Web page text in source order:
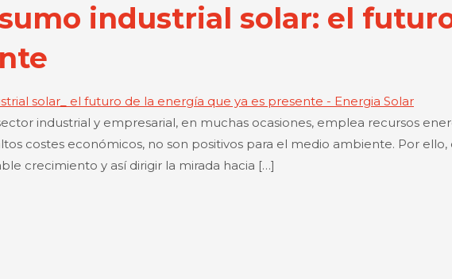
industrial solar: el
industrial y empresarial, en muchas ocasiones, emplea recursos
costes económicos, no son positivos para el medio ambiente. Por
crecimiento y así dirigir la mirada hacia […]